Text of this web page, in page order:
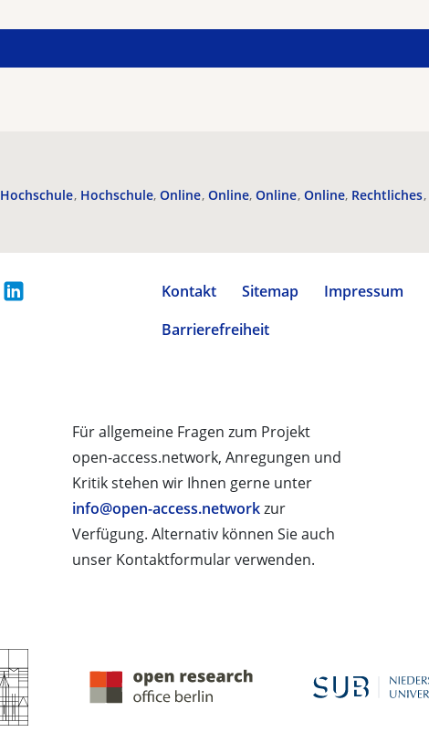
Hochschule Hochschule Online Online Online Online Rechtliches
Kontakt Sitemap Impressum
Barrierefreiheit
Für allgemeine Fragen zum Projekt
open-access.network, Anregungen und
Kritik stehen wir Ihnen gerne unter
info@open-access.networkzur
Verfügung. Alternativ können Sie auch
unser Kontaktformular verwenden.